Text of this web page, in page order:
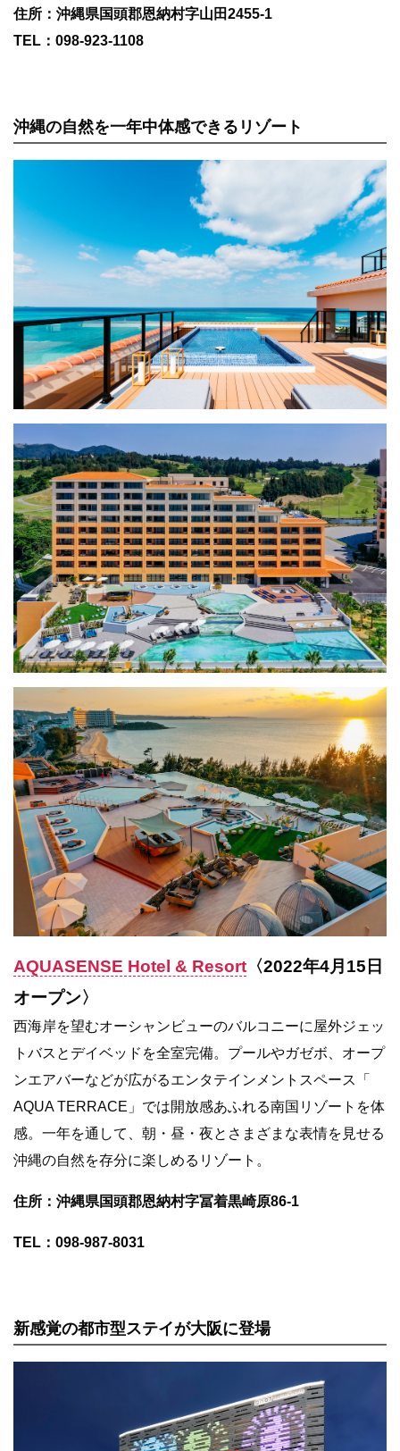
住所：沖縄県国頭郡恩納村字山田2455-1
TEL：098-923-1108
沖縄の自然を一年中体感できるリゾート
AQUASENSE Hotel & Resort 〈2022年4月15日
オープン〉
西海岸を望むオーシャンビューのバルコニーに屋外ジェッ
トバスとデイベッドを全室完備。プールやガゼボ、オープ
ンエアバーなどが広がるエンタテインメントスペース「
AQUA TERRACE」では開放感あふれる南国リゾートを体
感。一年を通して、朝・昼・夜とさまざまな表情を見せる
沖縄の自然を存分に楽しめるリゾート。
住所：沖縄県国頭郡恩納村字冨着黒崎原86-1
TEL：098-987-8031
新感覚の都市型ステイが大阪に登場